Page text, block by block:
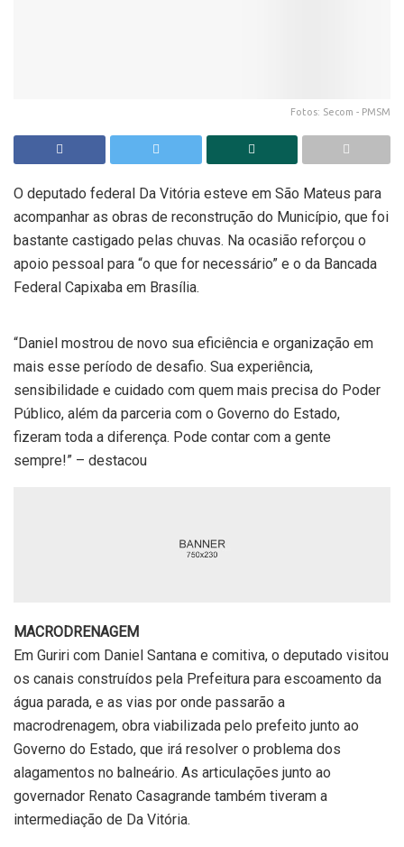
Fotos: Secom - PMSM
O deputado federal Da Vitória esteve em São Mateus para
acompanhar as obras de reconstrução do Município, que foi
bastante castigado pelas chuvas. Na ocasião reforçou o
apoio pessoal para “o que for necessário” e o da Bancada
Federal Capixaba em Brasília.
“Daniel mostrou de novo sua eficiência e organização em
mais esse período de desafio. Sua experiência,
sensibilidade e cuidado com quem mais precisa do Poder
Público, além da parceria com o Governo do Estado,
fizeram toda a diferença. Pode contar com a gente
sempre!” – destacou
MACRODRENAGEM
Em Guriri com Daniel Santana e comitiva, o deputado visitou
os canais construídos pela Prefeitura para escoamento da
água parada, e as vias por onde passarão a
macrodrenagem, obra viabilizada pelo prefeito junto ao
Governo do Estado, que irá resolver o problema dos
alagamentos no balneário. As articulações junto ao
governador Renato Casagrande também tiveram a
intermediação de Da Vitória.